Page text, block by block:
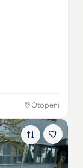
Otopeni